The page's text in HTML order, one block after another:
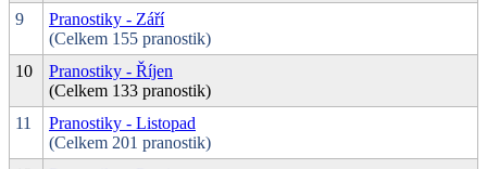
9
Pranostiky - Září
(Celkem 155 pranostik)
10
Pranostiky - Říjen
(Celkem 133 pranostik)
11
Pranostiky - Listopad
(Celkem 201 pranostik)